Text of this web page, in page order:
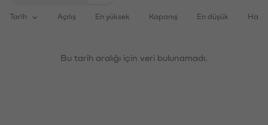
Tarih Açılış En yüksek Kapanış En düşük
Bu tarih aralığı için veri bulunamadı.